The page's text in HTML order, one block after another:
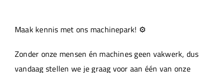
Maak kennis met ons machinepark! ⚙️
Zonder onze mensen én machines geen vakwerk, dus
vandaag stellen we je graag voor aan één van onze